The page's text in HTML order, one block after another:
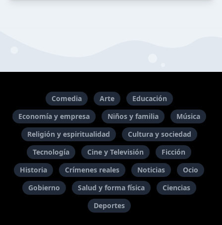
Comedia Arte
Educación
Economía y empresa
Niños y familia
Música
Religión y espiritualidad
Cultura y sociedad
Tecnología
Cine y Televisión
Ficción
Historia
Crímenes reales Noticias
Ocio
Gobierno
Salud y forma física
Ciencias
Deportes